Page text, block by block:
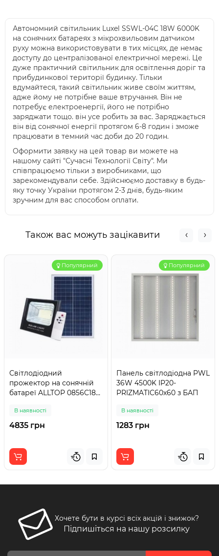
Автономний світильник Luxel SSWL-04C 18W 6000K
на сонячних батареях з мікрохвильовим датчиком
руху можна використовувати в тих місцях, де немає
доступу до централізованої електричної мережі. Це
дуже практичний світильник для освітлення доріг та
прибудинкової території будинку. Тільки
вдумайтеся, такий світильник живе своїм життям,
адже йому не потрібне ваше втручання. Він не
потребує електроенергії, його не потрібно
заряджати тощо. він усе робить за вас. Заряджається
він від сонячної енергії протягом 6-8 годин і зможе
працювати в темний час доби до 20 годин.
Оформити заявку на цей товар ви можете на
нашому сайті "Сучасні Технології Світу". Ми
співпрацюємо тільки з виробниками, що
зарекомендували себе. Здійснюємо доставку в будь-
яку точку України протягом 2-3 днів, будь-яким
зручним для вас способом оплати.
Також вас можуть зацікавити
Популярний
Світлодіодний
прожектор на сонячній
батареї ALLTOP 0856C180-
В наявності
4835 грн
Популярний
Панель світлодіодна PWL
36W 4500K IP20-
PRIZMATIC60x60 з БАП
В наявності
1283 грн
Хочете бути в курсі всіх акцій і знижок?
Підпишіться на нашу розсилку